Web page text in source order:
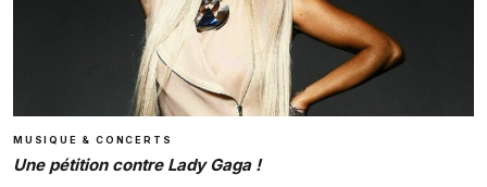
MUSIQUE & CONCERTS
Une pétition contre Lady Gaga !